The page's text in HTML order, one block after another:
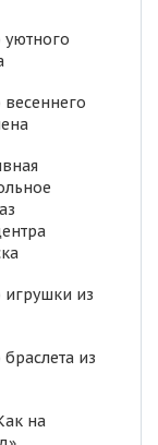
уютного
игрушки из
из
на